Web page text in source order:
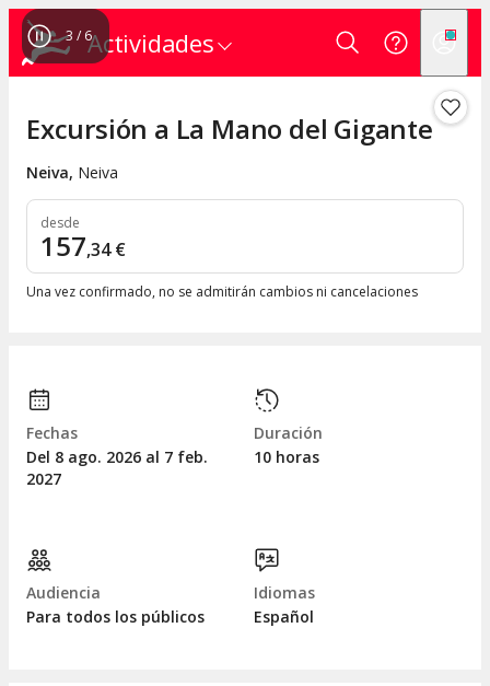
Actividades
3 / 6
Excursión a La Mano del Gigante
Neiva, Neiva
desde
157,34 €
Una vez confirmado, no se admitirán cambios ni cancelaciones
Fechas
Del 8 ago. 2026 al 7 feb.
2027
Duración
10 horas
Audiencia
Para todos los públicos
Idiomas
Español